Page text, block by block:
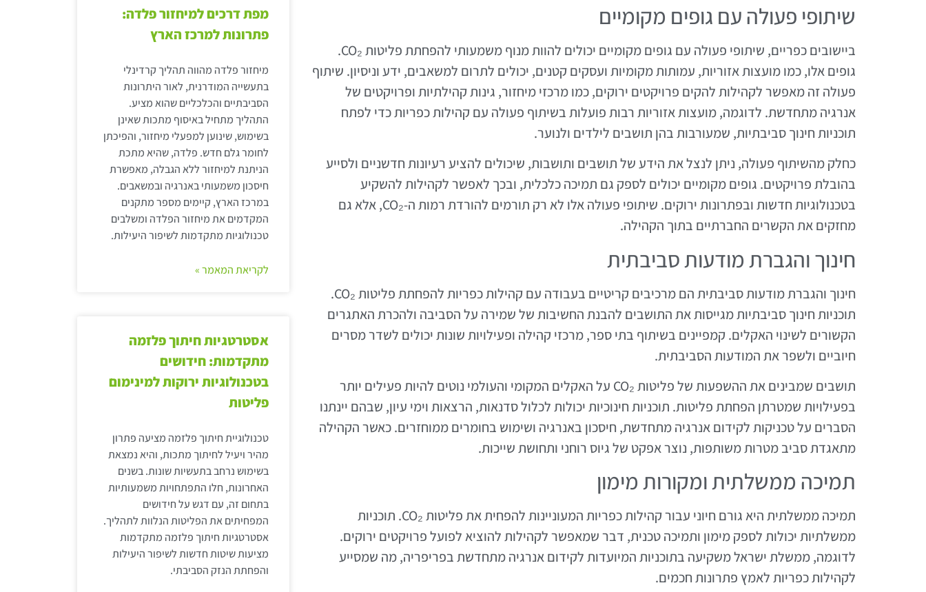
שיתופי פעולה עם גופים מקומיים
ביישובים כפריים, שיתופי פעולה עם גופים מקומיים יכולים להוות מנוף משמעותי להפחתת פליטות CO₂.
גופים אלו, כמו מועצות אזוריות, עמותות מקומיות ועסקים קטנים, יכולים לתרום למשאבים, ידע וניסיון. שיתוף
פעולה זה מאפשר לקהילות להקים פרויקטים ירוקים, כמו מרכזי מיחזור, גינות קהילתיות ופרויקטים של
אנרגיה מתחדשת. לדוגמה, מועצות אזוריות רבות פועלות בשיתוף פעולה עם קהילות כפריות כדי לפתח
תוכניות חינוך סביבתיות, שמעורבות בהן תושבים לילדים ולנוער.
כחלק מהשיתוף פעולה, ניתן לנצל את הידע של תושבים ותושבות, שיכולים להציע רעיונות חדשניים ולסייע
בהובלת פרויקטים. גופים מקומיים יכולים לספק גם תמיכה כלכלית, ובכך לאפשר לקהילות להשקיע
בטכנולוגיות חדשות ובפתרונות ירוקים. שיתופי פעולה אלו לא רק תורמים להורדת רמות ה-CO₂, אלא גם
מחזקים את הקשרים החברתיים בתוך הקהילה.
חינוך והגברת מודעות סביבתית
חינוך והגברת מודעות סביבתית הם מרכיבים קריטיים בעבודה עם קהילות כפריות להפחתת פליטות CO₂.
תוכניות חינוך סביבתיות מגייסות את התושבים להבנת החשיבות של שמירה על הסביבה ולהכרת האתגרים
הקשורים לשינוי האקלים. קמפיינים בשיתוף בתי ספר, מרכזי קהילה ופעילויות שונות יכולים לשדר מסרים
חיוביים ולשפר את המודעות הסביבתית.
תושבים שמבינים את ההשפעות של פליטות CO₂ על האקלים המקומי והעולמי נוטים להיות פעילים יותר
בפעילויות שמטרתן הפחתת פליטות. תוכניות חינוכיות יכולות לכלול סדנאות, הרצאות וימי עיון, שבהם יינתנו
הסברים על טכניקות לקידום אנרגיה מתחדשת, חיסכון באנרגיה ושימוש בחומרים ממוחזרים. כאשר הקהילה
מתאגדת סביב מטרות משותפות, נוצר אפקט של גיוס רוחני ותחושת שייכות.
תמיכה ממשלתית ומקורות מימון
תמיכה ממשלתית היא גורם חיוני עבור קהילות כפריות המעוניינות להפחית את פליטות CO₂. תוכניות
ממשלתיות יכולות לספק מימון ותמיכה טכנית, דבר שמאפשר לקהילות להוציא לפועל פרויקטים ירוקים.
לדוגמה, ממשלת ישראל משקיעה בתוכניות המיועדות לקידום אנרגיה מתחדשת בפריפריה, מה שמסייע
לקהילות כפריות לאמץ פתרונות חכמים.
מפת דרכים למיחזור פלדה:
פתרונות למרכז הארץ
מיחזור פלדה מהווה תהליך קרדינלי
בתעשייה המודרנית, לאור היתרונות
הסביבתיים והכלכליים שהוא מציע.
התהליך מתחיל באיסוף מתכות שאינן
בשימוש, שינוען למפעלי מיחזור, והפיכתן
לחומר גלם חדש. פלדה, שהיא מתכת
הניתנת למיחזור ללא הגבלה, מאפשרת
חיסכון משמעותי באנרגיה ובמשאבים.
במרכז הארץ, קיימים מספר מתקנים
המקדמים את מיחזור הפלדה ומשלבים
טכנולוגיות מתקדמות לשיפור היעילות.
לקריאת המאמר »
אסטרטגיות חיתוך פלזמה
מתקדמות: חידושים
בטכנולוגיות ירוקות למינימום
פליטות
טכנולוגיית חיתוך פלזמה מציעה פתרון
מהיר ויעיל לחיתוך מתכות, והיא נמצאת
בשימוש נרחב בתעשיות שונות. בשנים
האחרונות, חלו התפתחויות משמעותיות
בתחום זה, עם דגש על חידושים
המפחיתים את הפליטות הנלוות לתהליך.
אסטרטגיות חיתוך פלזמה מתקדמות
מציעות שיטות חדשות לשיפור היעילות
והפחתת הנזק הסביבתי.